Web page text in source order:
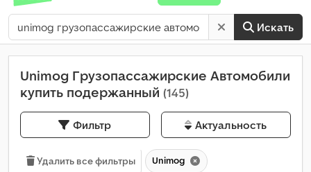
Искать
Unimog Грузопассажирские Автомобили
купить подержанный (145)
Фильтр Актуальность
Удалить все фильтры Unimog